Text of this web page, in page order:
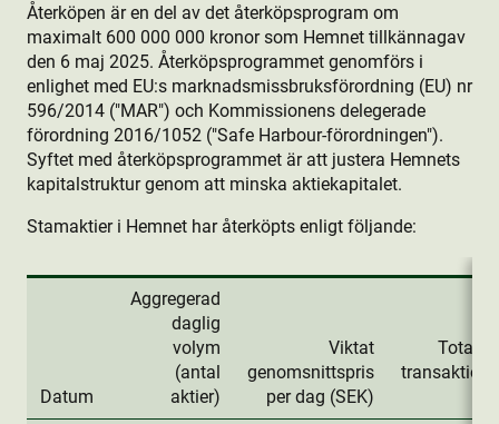
Återköpen är en del av det återköpsprogram om
maximalt 600 000 000 kronor som Hemnet tillkännagav
den 6 maj 2025. Återköpsprogrammet genomförs i
enlighet med EU:s marknadsmissbruksförordning (EU) nr
596/2014 ("MAR") och Kommissionens delegerade
förordning 2016/1052 ("Safe Harbour-förordningen").
Syftet med återköpsprogrammet är att justera Hemnets
kapitalstruktur genom att minska aktie­kapitalet.
Stamaktie­r i Hemnet har återköpts enligt följande:
Datum
Aggregerad
daglig
volym
(antal
aktie­r)
Viktat
genomsnittspris
per dag (SEK)
Totalt